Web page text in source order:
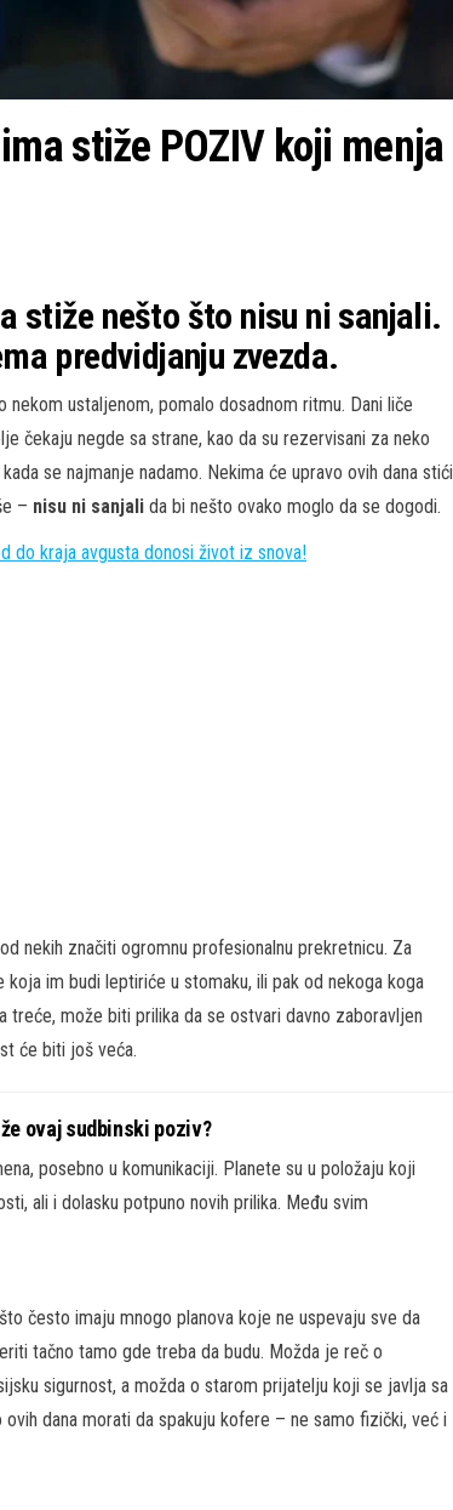
stiže POZIV koji menja
stiže nešto što nisu ni sanjali.
predvidjanju zvezda.
ustaljenom, pomalo dosadnom ritmu. Dani liče
čekaju negde sa strane, kao da su rezervisani za neko
se najmanje nadamo. Nekima će upravo ovih dana stići
– nisu ni sanjali da bi nešto ovako moglo da se dogodi.
do kraja avgusta donosi život iz snova!
nekih značiti ogromnu profesionalnu prekretnicu. Za
im budi leptiriće u stomaku, ili pak od nekoga koga
treće, može biti prilika da se ostvari davno zaboravljen
će biti još veća.
ovaj sudbinski poziv?
posebno u komunikaciji. Planete su u položaju koji
ali i dolasku potpuno novih prilika. Među svim
često imaju mnogo planova koje ne uspevaju sve da
tačno tamo gde treba da budu. Možda je reč o
sigurnost, a možda o starom prijatelju koji se javlja sa
ovih dana morati da spakuju kofere – ne samo fizički, već i